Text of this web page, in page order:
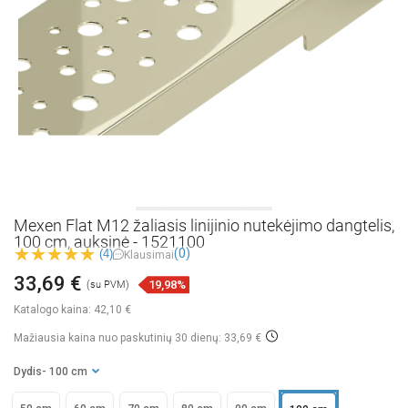
Mexen Flat M12 žaliasis linijinio nutekėjimo dangtelis,
100 cm, auksinė - 1521100
(4) Klausimai(0)
Katalogo kaina: 42,10 €
33,69 € (su PVM) 19,98%
Mažiausia kaina nuo paskutinių 30 dienų: 33,69 €
Dydis - 100 cm